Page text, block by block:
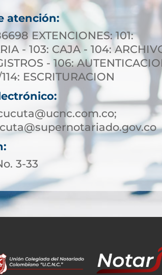
atención:
EXTENCIONES: 101:
- 103: CAJA - 104:
- 106:
ESCRITURACION
3-33